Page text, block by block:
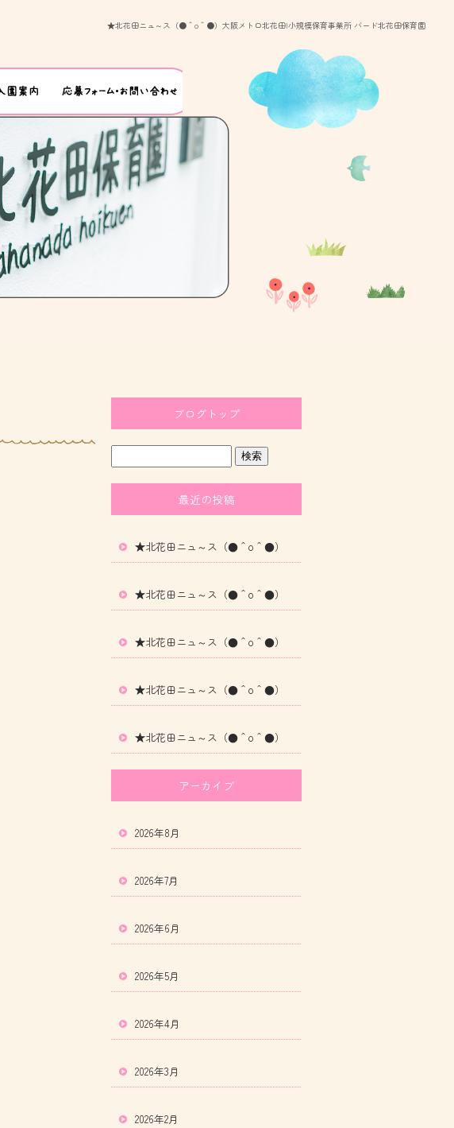
★北花田ニュ～ス（●＾o＾●）大阪メトロ北花田|小規模保育事業所 バード北花田保育園
ブログトップ
最近の投稿
★北花田ニュ～ス（●＾o＾●）
★北花田ニュ～ス（●＾o＾●）
★北花田ニュ～ス（●＾o＾●）
★北花田ニュ～ス（●＾o＾●）
★北花田ニュ～ス（●＾o＾●）
アーカイブ
2026年8月
2026年7月
2026年6月
2026年5月
2026年4月
2026年3月
2026年2月